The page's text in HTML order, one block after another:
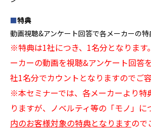
■特典
動画視聴&アンケート回答で各メーカーの特
※特典は1社につき、1名分となります
ーカーの動画を視聴&アンケート回答
社1名分でカウントとなりますのでご
※本セミナーでは、各メーカーより特
りますが、ノベルティ等の「モノ」に
内のお客様対象の特典となりますので